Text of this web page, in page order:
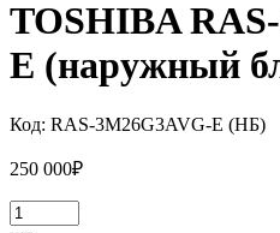
TOSHIBA
E (наружный
Код: RAS-3M26G3AVG-E (НБ)
250 000₽